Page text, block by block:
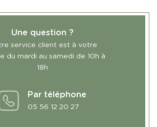
Une question ?
service client est à votre
du mardi au samedi de 10h à
18h
Par téléphone
05 56 12 20 27